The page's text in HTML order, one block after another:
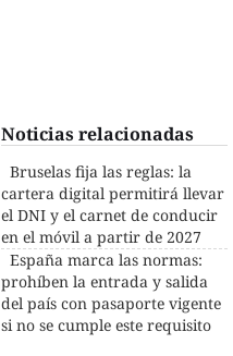
Noticias relacionadas
Bruselas fija las reglas: la
cartera digital permitirá llevar
el DNI y el carnet de conducir
en el móvil a partir de 2027
España marca las normas:
prohíben la entrada y salida
del país con pasaporte vigente
si no se cumple este requisito